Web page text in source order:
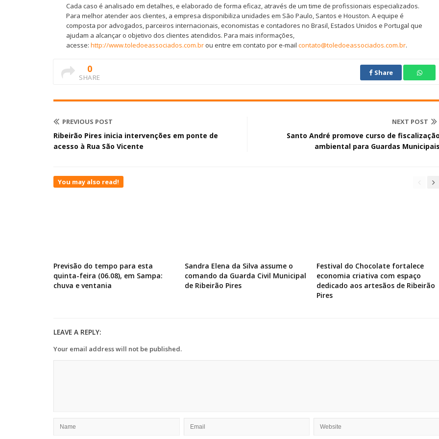
Cada caso é analisado em detalhes, e elaborado de forma eficaz, através de um time de profissionais especializados.
Para melhor atender aos clientes, a empresa disponibiliza unidades em São Paulo, Santos e Houston. A equipe é
composta por advogados, parceiros internacionais, economistas e contadores no Brasil, Estados Unidos e Portugal que
ajudam a alcançar o objetivo dos clientes atendidos. Para mais informações,
acesse: http://www.toledoeassociados.com.br ou entre em contato por e-mail contato@toledoeassociados.com.br.
0
SHARE
Share
PREVIOUS POST
Ribeirão Pires inicia intervenções em ponte de
acesso à Rua São Vicente
NEXT POST
Santo André promove curso de
ambiental para Guardas
You may also read!
Previsão do tempo para esta
quinta-feira (06.08), em Sampa:
chuva e ventania
Sandra Elena da Silva assume o
comando da Guarda Civil Municipal
de Ribeirão Pires
Festival do Chocolate fortalece
economia criativa com espaço
dedicado aos artesãos de Ribeirão
Pires
LEAVE A REPLY:
Your email address will not be published.